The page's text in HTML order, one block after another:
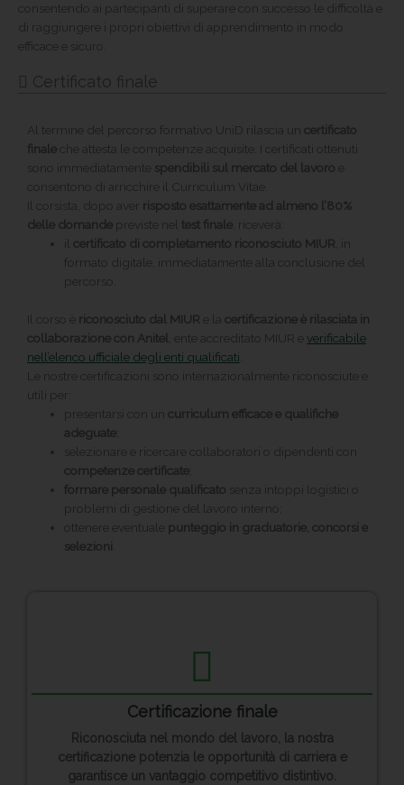
consentendo ai partecipanti di superare con successo le difficoltà e
di raggiungere i propri obiettivi di apprendimento in modo
efficace e sicuro.
Certificato finale
Al termine del percorso formativo UniD rilascia un certificato
finaleche attesta le competenze acquisite. I certificati ottenuti
sono immediatamente spendibili sul mercato del lavoro e
consentono di arricchire il Curriculum Vitae.
Il corsista, dopo aver risposto esattamente ad almeno l’80%
delle domande previste nel test finale , riceverà:
ilcertificato di completamento riconosciuto MIUR , in
formato digitale, immediatamente alla conclusione del
percorso.
Il corso è riconosciuto dal MIUR e la certificazione è rilasciata in
collaborazione con Anitel
, ente accreditato MIUR e verificabile
nell’elenco ufficiale degli enti qualificati
Le nostre certificazioni sono internazionalmente riconosciute e
utili per:
presentarsi con uncurriculum efficace e qualifiche
adeguate
selezionare e ricercare collaboratori o dipendenti con
competenze certificate
formare personale qualificato senza intoppi logistici o
problemi di gestione del lavoro interno;
ottenere eventuale punteggio in graduatorie, concorsi e
selezioni
Certificazione finale
Riconosciuta nel mondo del lavoro, la nostra
certificazione potenzia le opportunità di carriera e
garantisce un vantaggio competitivo distintivo.